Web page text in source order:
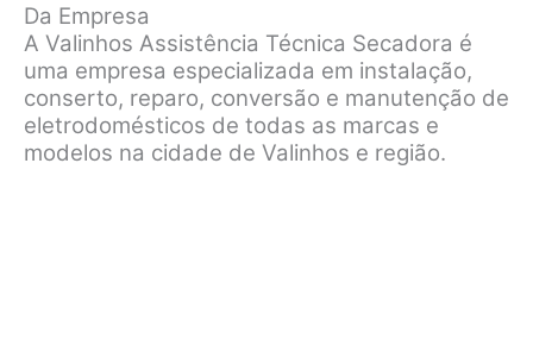
Da Empresa
A Valinhos Assistência Técnica Secadora é
uma empresa especializada em instalação,
conserto, reparo, conversão e manutenção de
eletrodomésticos de todas as marcas e
modelos na cidade de Valinhos e região.